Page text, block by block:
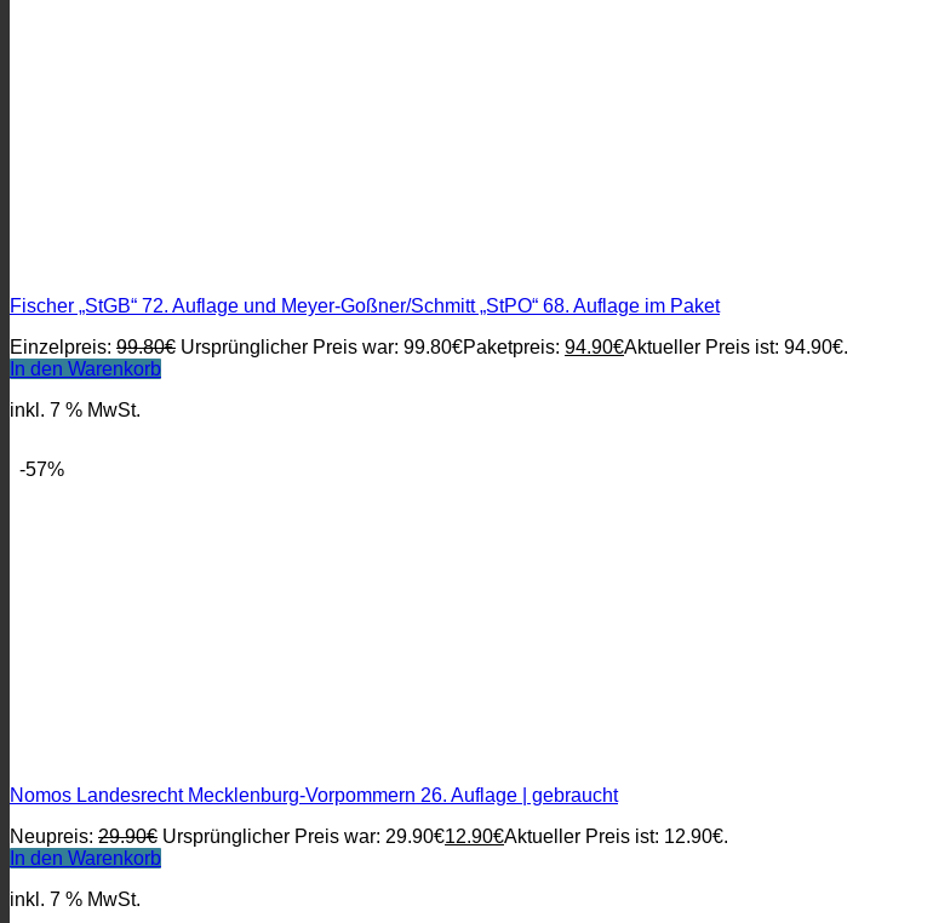
Fischer „StGB“ 72. Auflage und Meyer-Goßner/Schmitt „StPO“ 68. Auflage im Paket
Einzelpreis: 99.80€ Ursprünglicher Preis war: 99.80€Paketpreis: 94.90€Aktueller Preis ist: 94.90€.
In den Warenkorb
inkl. 7 % MwSt.
-57%
Nomos Landesrecht Mecklenburg-Vorpommern 26. Auflage | gebraucht
Neupreis: 29.90€ Ursprünglicher Preis war: 29.90€12.90€Aktueller Preis ist: 12.90€.
In den Warenkorb
inkl. 7 % MwSt.